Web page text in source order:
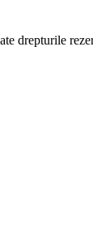
drepturile